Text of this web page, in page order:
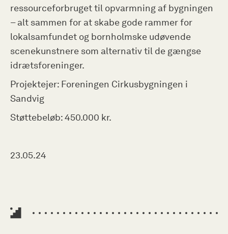
ressourceforbruget til opvarmning af bygningen
– alt sammen for at skabe gode rammer for
lokalsamfundet og bornholmske udøvende
scenekunstnere som alternativ til de gængse
idrætsforeninger.
Projektejer: Foreningen Cirkusbygningen i
Sandvig
Støttebeløb: 450.000 kr.
23.05.24